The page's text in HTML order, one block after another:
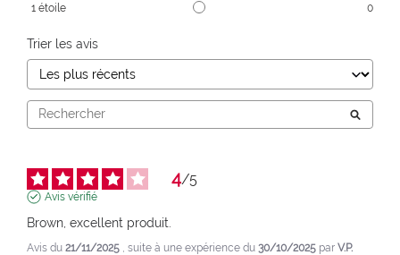
1 étoile 0
Trier les avis
4/5
Avis vérifié
Brown, excellent produit.
Avis du 21/11/2025 , suite à une expérience du 30/10/2025 par V.P.